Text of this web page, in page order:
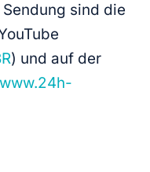
sind die
) und auf der
www.24h-